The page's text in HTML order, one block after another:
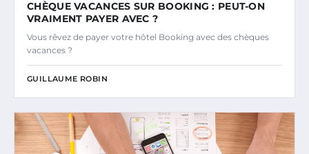
CHÈQUE VACANCES SUR BOOKING : PEUT-ON
VRAIMENT PAYER AVEC ?
Vous rêvez de payer votre hôtel Booking avec des chèques
vacances ?
GUILLAUME ROBIN